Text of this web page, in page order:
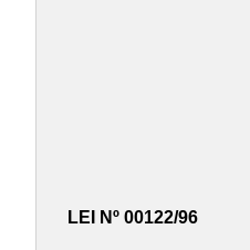
LEI Nº 00122/96